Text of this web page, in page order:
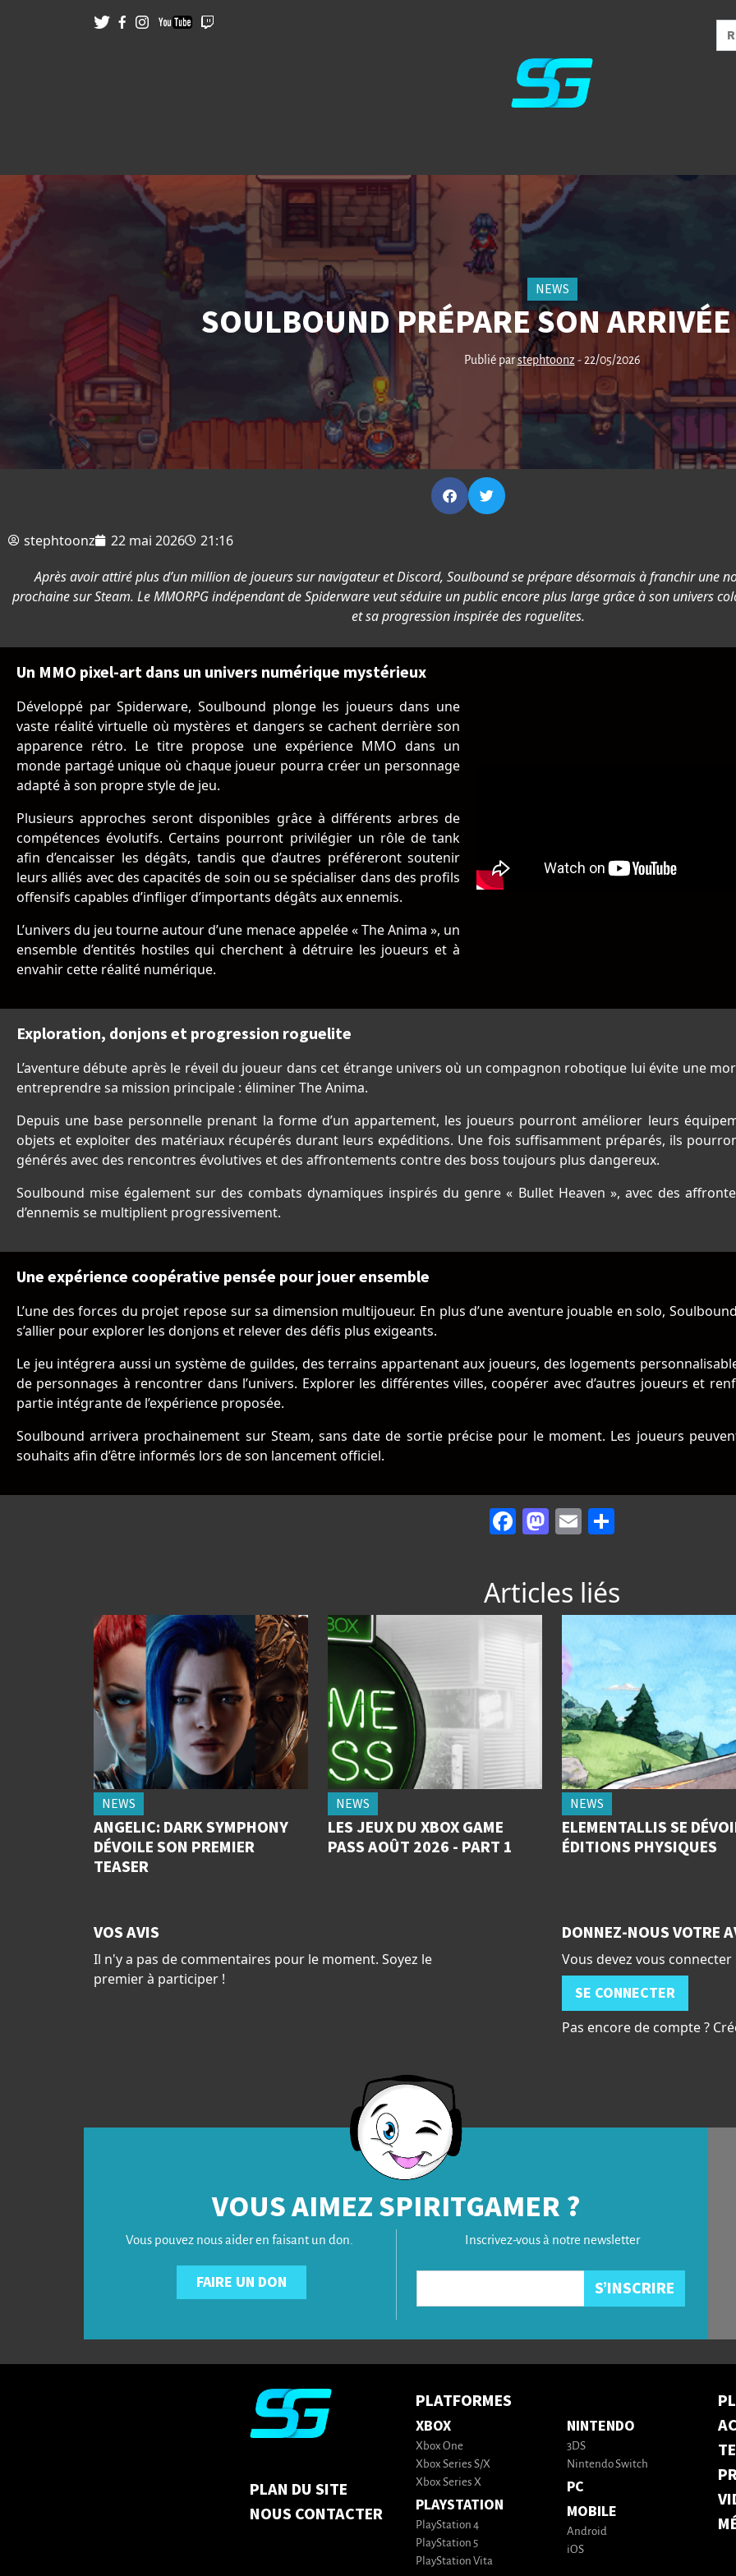
NEWS
SOULBOUND PRÉPARE SON
Publié parstephtoonz - 22/05/2026
stephtoonz 22 mai 2026
21:16
Après avoir attiré plus d’un million de joueurs sur navigateur et Discord, Soulbound se prépare désormais à franchir une
prochaine sur Steam. Le MMORPG indépendant de Spiderware veut séduire un public encore plus large grâce à son univers
et sa progression inspirée des roguelites.
Un MMO pixel-art dans un univers numérique mystérieux
Développé par Spiderware, Soulbound plonge les joueurs dans une
vaste réalité virtuelle où mystères et dangers se cachent derrière son
apparence rétro. Le titre propose une expérience MMO dans un
monde partagé unique où chaque joueur pourra créer un personnage
adapté à son propre style de jeu.
Plusieurs approches seront disponibles grâce à différents arbres de
compétences évolutifs. Certains pourront privilégier un rôle de tank
afin d’encaisser les dégâts, tandis que d’autres préféreront soutenir
leurs alliés avec des capacités de soin ou se spécialiser dans des profils
offensifs capables d’infliger d’importants dégâts aux ennemis.
L’univers du jeu tourne autour d’une menace appelée « The Anima », un
ensemble d’entités hostiles qui cherchent à détruire les joueurs et à
envahir cette réalité numérique.
Exploration, donjons et progression roguelite
L’aventure débute après le réveil du joueur dans cet étrange univers où un compagnon robotique lui évite une
entreprendre sa mission principale : éliminer The Anima.
Depuis une base personnelle prenant la forme d’un appartement, les joueurs pourront améliorer leurs
objets et exploiter des matériaux récupérés durant leurs expéditions. Une fois suffisamment préparés, ils
générés avec des rencontres évolutives et des affrontements contre des boss toujours plus dangereux.
Soulbound mise également sur des combats dynamiques inspirés du genre « Bullet Heaven », avec des
d’ennemis se multiplient progressivement.
Une expérience coopérative pensée pour jouer ensemble
L’une des forces du projet repose sur sa dimension multijoueur. En plus d’une aventure jouable en solo,
s’allier pour explorer les donjons et relever des défis plus exigeants.
Le jeu intégrera aussi un système de guildes, des terrains appartenant aux joueurs, des logements
de personnages à rencontrer dans l’univers. Explorer les différentes villes, coopérer avec d’autres joueurs et
partie intégrante de l’expérience proposée.
Soulbound arrivera prochainement sur Steam, sans date de sortie précise pour le moment. Les joueurs
souhaits afin d’être informés lors de son lancement officiel.
Facebook
Mastodon
Email
Articles liés
NEWS
ANGELIC: DARK SYMPHONY
DÉVOILE SON PREMIER
TEASER
NEWS
LES JEUX DU XBOX GAME
PASS AOÛT 2026 - PART 1
NEWS
ELEMENTALLIS SE
ÉDITIONS PHYSIQUES
VOS AVIS
Il n'y a pas de commentaires pour le moment. Soyez le
premier à participer !
DONNEZ-NOUS VOTRE
Vous devez vous
SE CONNECTER
Pas encore de compte ?
VOUS AIMEZ SPIRITGAMER ?
Vous pouvez nous aider en faisant un don.
FAIRE UN DON
Inscrivez-vous à notre newsletter
PLAN DU SITE
NOUS CONTACTER
PLATFORMES
XBOX
Xbox One
Xbox Series S/X
Xbox Series X
PLAYSTATION
PlayStation 4
PlayStation 5
PlayStation Vita
NINTENDO
3DS
Nintendo Switch
PC
MOBILE
Android
iOS